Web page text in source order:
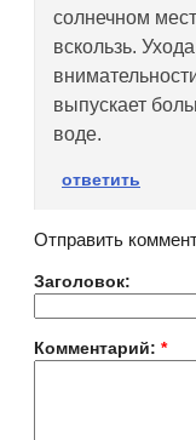
солнечном
вскользь.
выпускает
воде.
ответить
Отправить
Заголовок:
Комментарий: *